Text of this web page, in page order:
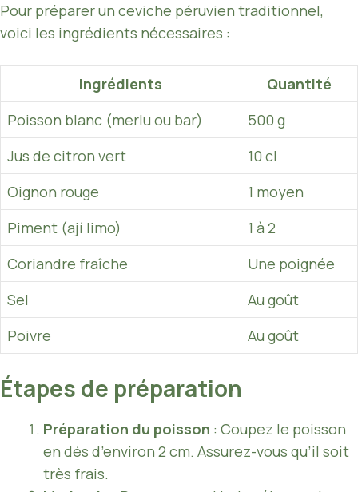
Pour préparer un ceviche péruvien traditionnel,
voici les ingrédients nécessaires :
Ingrédients
Quantité
Poisson blanc (merlu ou bar)
500 g
Jus de citron vert
10 cl
Oignon rouge
1 moyen
Piment (ají limo)
1 à 2
Coriandre fraîche
Une poignée
Sel
Au goût
Poivre
Au goût
Étapes de préparation
Préparation du poisson : Coupez le poisson
en dés d’environ 2 cm. Assurez-vous qu’il soit
très frais.